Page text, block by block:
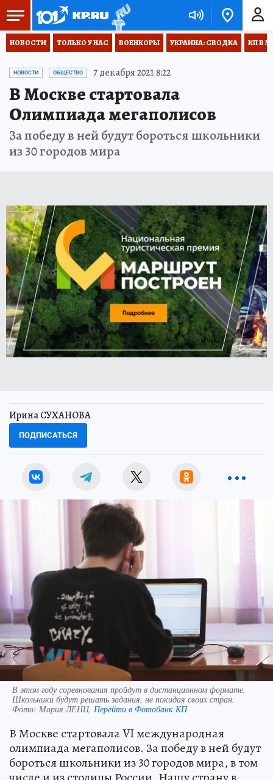
НОВОСТИ ТОЛЬКО У НАС ВОЕНКОРЫ УКРАИНА: СВОДКА КП В
НОВОСТИ ОБЩЕСТВО 7 декабря 2021 8:22
В Москве стартовала
Олимпиада мегаполисов
За победу в ней будут бороться школьники
из 30 городов мира
Ирина СУХАНОВА
ПОДПИСАТЬСЯ
В этом году соревнования пройдут в дистанционном формате.
Школьники будут решать задания, не покидая своих стран.
Фото: Мария ЛЕНЦ. Перейти в Фотобанк КП
В Москве стартовала VI международная
олимпиада мегаполисов. За победу в ней будут
бороться школьники из 30 городов мира, в том